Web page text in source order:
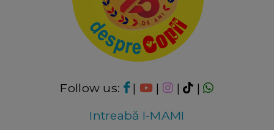
Follow us: | | |
|
Intreabă I-MAMI